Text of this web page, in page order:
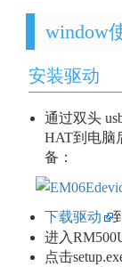
window
安装驱动
通过双头
HAT到电脑
备：
下载驱动
进入
点击